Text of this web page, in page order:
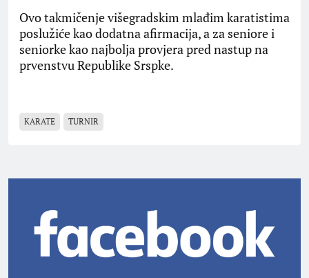
Ovo takmičenje višegradskim mlađim karatistima
poslužiće kao dodatna afirmacija, a za seniore i
seniorke kao najbolja provjera pred nastup na
prvenstvu Republike Srspke.
KARATE TURNIR